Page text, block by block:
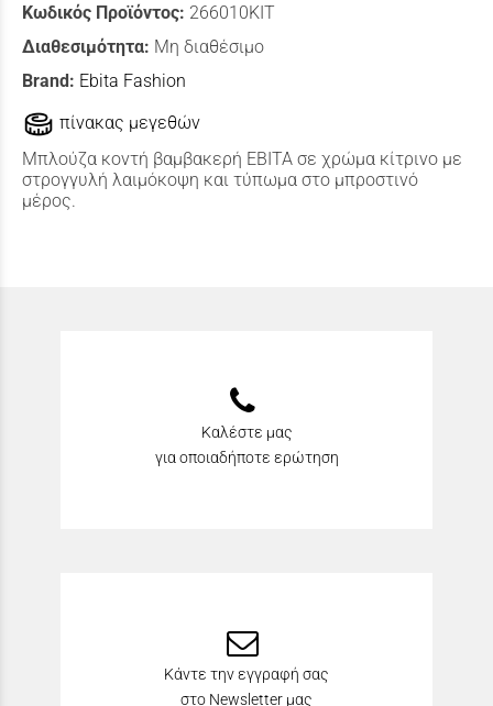
Κωδικός Προϊόντος: 266010ΚΙΤ
Διαθεσιμότητα: Μη διαθέσιμο
Brand: Ebita Fashion
πίνακας μεγεθών
Μπλούζα κοντή βαμβακερή ΕΒΙΤΑ σε χρώμα κίτρινο με
στρογγυλή λαιμόκοψη και τύπωμα στο μπροστινό
μέρος.
Καλέστε μας
για οποιαδήποτε ερώτηση
Κάντε την εγγραφή σας
στο Newsletter μας